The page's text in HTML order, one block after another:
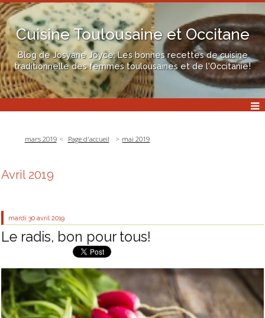
Cuisine Toulousaine et Occitane
Blog de Josyane Joyce: Les bonnes recettes de cuisine
traditionnelle des femmes toulousaines et de l'Occitanie!
mars 2019 Page d'accueil mai 2019
Avril 2019
mardi 30 avril 2019
Le radis, bon pour tous!